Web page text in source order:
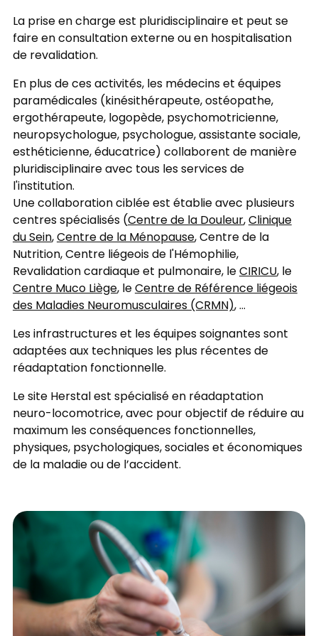
La prise en charge est pluridisciplinaire et peut se
faire en consultation externe ou en hospitalisation
de revalidation.
En plus de ces activités, les médecins et équipes
paramédicales (kinésithérapeute, ostéopathe,
ergothérapeute, logopède, psychomotricienne,
neuropsychologue, psychologue, assistante sociale,
esthéticienne, éducatrice) collaborent de manière
pluridisciplinaire avec tous les services de
l'institution.
Une collaboration ciblée est établie avec plusieurs
centres spécialisés (Centre de la Douleur,Clinique
du Sein,Centre de la Ménopause, Centre de la
Nutrition, Centre liégeois de l'Hémophilie,
Revalidation cardiaque et pulmonaire, leCIRICU, le
Centre Muco Liège, leCentre de Référence liégeois
des Maladies Neuromusculaires (CRMN), ...
Les infrastructures et les équipes soignantes sont
adaptées aux techniques les plus récentes de
réadaptation fonctionnelle.
Le site Herstal est spécialisé en réadaptation
neuro-locomotrice, avec pour objectif de réduire au
maximum les conséquences fonctionnelles,
physiques, psychologiques, sociales et économiques
de la maladie ou de l’accident.